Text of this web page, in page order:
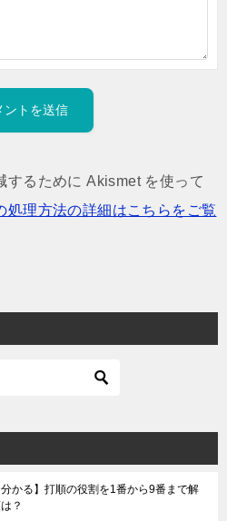
するために Akismet を使って
処理方法の詳細はこちらをご覧
分かる】打順の役割を1番から9番まで解
？